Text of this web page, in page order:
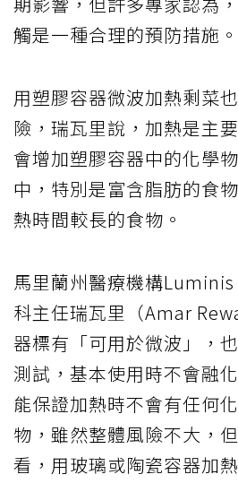
觸是一種合理的預防措施。
用塑膠容器微波加熱剩菜
險，瑞瓦里說，加熱是主
會增加塑膠容器中的化學
中，特別是富含脂肪的食
熱時間較長的食物。
馬里蘭州醫療機構
科主任瑞瓦里（Amar
器標有「可用於微波」，
測試，基本使用時不會融
能保證加熱時不會有任何
物，雖然整體風險不大，
看，用玻璃或陶瓷容器加